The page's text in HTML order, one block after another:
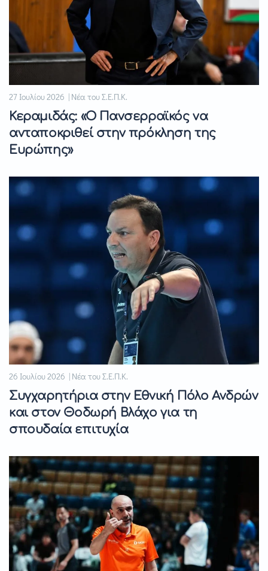
27 Ιουλίου 2026 | Νέα του Σ.Ε.Π.Κ.
Κεραμιδάς: «Ο Πανσερραϊκός να
ανταποκριθεί στην πρόκληση της
Ευρώπης»
26 Ιουλίου 2026 | Νέα του Σ.Ε.Π.Κ.
Συγχαρητήρια στην Εθνική Πόλο Ανδρών
και στον Θοδωρή Βλάχο για τη
σπουδαία επιτυχία